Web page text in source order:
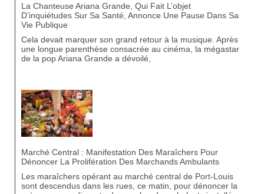
La Chanteuse Ariana Grande, Qui Fait L’objet
D’inquiétudes Sur Sa Santé, Annonce Une Pause Dans Sa
Vie Publique
Cela devait marquer son grand retour à la musique. Après
une longue parenthèse consacrée au cinéma, la mégastar
de la pop Ariana Grande a dévoilé,
Marché Central : Manifestation Des Maraîchers Pour
Dénoncer La Prolifération Des Marchands Ambulants
Les maraîchers opérant au marché central de Port-Louis
sont descendus dans les rues, ce matin, pour dénoncer la